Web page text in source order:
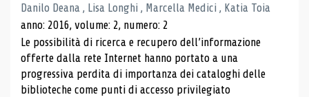
Danilo Deana , Lisa Longhi , Marcella Medici , Katia Toia
anno: 2016, volume: 2, numero: 2
Le possibilità di ricerca e recupero dell’informazione
offerte dalla rete Internet hanno portato a una
progressiva perdita di importanza dei cataloghi delle
biblioteche come punti di accesso privilegiato